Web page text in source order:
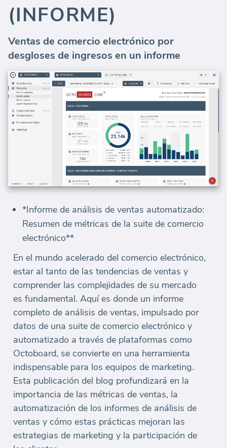
(INFORME)
Ventas de comercio electrónico por
desgloses de ingresos en un informe
*Informe de análisis de ventas automatizado:
Resumen de métricas de la suite de comercio
electrónico**
En el mundo acelerado del comercio electrónico,
estar al tanto de las tendencias de ventas y
comprender las complejidades de su mercado
es fundamental. Aquí es donde un informe
completo de análisis de ventas, impulsado por
datos de una suite de comercio electrónico y
automatizado a través de plataformas como
Octoboard, se convierte en una herramienta
indispensable para los equipos de marketing.
Esta publicación del blog profundizará en la
importancia de las métricas de ventas, la
automatización de los informes de análisis de
ventas y cómo estas prácticas mejoran las
estrategias de marketing y la participación de